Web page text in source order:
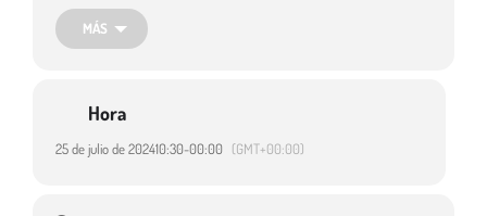
conservarlas, secarlas o emplearlas en nuestros trabajos creativos.
Las dos siguientes sesiones, será para crear nuestras obras artísticas en
Destinatarios:
MÁS
Hora
25 de julio de 202410:30-00:00 (GMT+00:00)